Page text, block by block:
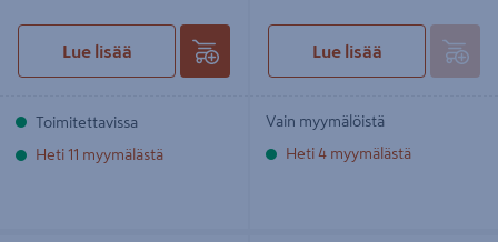
Lue lisää
Toimitettavissa
Heti 11 myymälästä
Lue lisää
Vain myymälöistä
Heti 4 myymälästä